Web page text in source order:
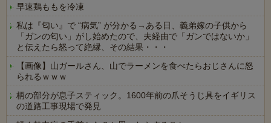
早速鶏ももを冷凍
私は『匂い』で “病気” が分かる→ある日、義弟嫁の子供から
「ガンの匂い」がし始めたので、夫経由で「ガンではないか」
と伝えたら怒って絶縁、その結果・・・
【画像】山ガールさん、山でラーメンを食べたらおじさんに怒
られるｗｗｗ
柄の部分が息子スティック。1600年前の爪そうじ具をイギリス
の道路工事現場で発見